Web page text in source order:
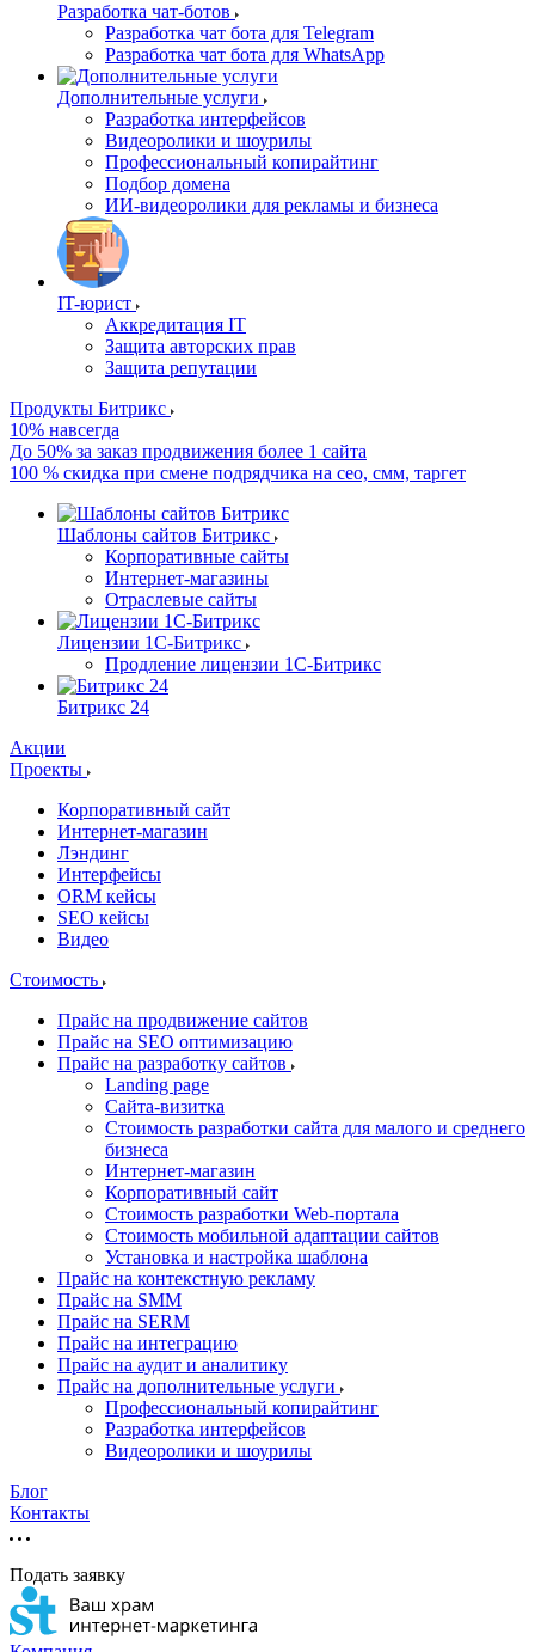
Разработка чат-ботов
Разработка чат бота для Telegram
Разработка чат бота для WhatsApp
Дополнительные услуги
Разработка интерфейсов
Видеоролики и шоурилы
Профессиональный копирайтинг
Подбор домена
ИИ-видеоролики для рекламы и бизнеса
IT-юрист
Аккредитация IT
Защита авторских прав
Защита репутации
Продукты Битрикс
10% навсегда
До 50% за заказ продвижения более 1 сайта
100 % скидка при смене подрядчика на сео, смм, таргет
Шаблоны сайтов Битрикс
Корпоративные сайты
Интернет-магазины
Отраслевые сайты
Лицензии 1С-Битрикс
Продление лицензии 1С-Битрикс
Битрикс 24
Акции
Проекты
Корпоративный сайт
Интернет-магазин
Лэндинг
Интерфейсы
ORM кейсы
SEO кейсы
Видео
Стоимость
Прайс на продвижение сайтов
Прайс на SEO оптимизацию
Прайс на разработку сайтов
Landing page
Cайта-визитка
Стоимость разработки сайта для малого и среднего
бизнеса
Интернет-магазин
Корпоративный сайт
Стоимость разработки Web-портала
Стоимость мобильной адаптации сайтов
Установка и настройка шаблона
Прайс на контекстную рекламу
Прайс на SMM
Прайс на SERM
Прайс на интеграцию
Прайс на аудит и аналитику
Прайс на дополнительные услуги
Профессиональный копирайтинг
Разработка интерфейсов
Видеоролики и шоурилы
Блог
Контакты
Подать заявку